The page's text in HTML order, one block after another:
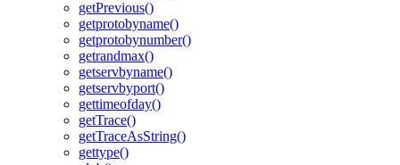
getPrevious()
getprotobyname()
getprotobynumber()
getrandmax()
getservbyname()
getservbyport()
gettimeofday()
getTrace()
getTraceAsString()
gettype()